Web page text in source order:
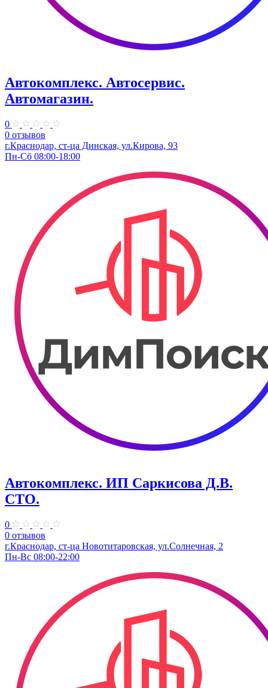
Автокомплекс. Автосервис.
Автомагазин.
0
0 отзывов
г.Краснодар, ст-ца Динская, ул.Кирова, 93
Пн-Сб 08:00-18:00
Автокомплекс. ИП Саркисова Д.В.
СТО.
0
0 отзывов
г.Краснодар, ст-ца Новотитаровская, ул.Солнечная, 2
Пн-Вс 08:00-22:00